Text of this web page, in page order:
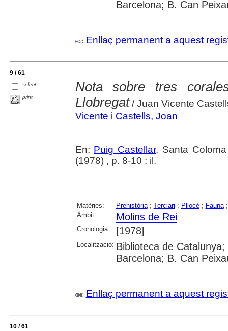
Barcelona; B. Can
Enllaç permanent a aquest
9 / 61
select
print
Nota sobre tres
Llobregat/ Juan Vicente
Vicente i Castells, Joan
En: Puig Castellar. Santa
(1978) , p. 8-10 : il.
Matèries: Prehistòria; Terciari ; Pliocè; Fauna
Àmbit:
Molins de Rei
Cronologia: [1978]
Localització: Biblioteca de
Barcelona; B. Can
Enllaç permanent a aquest
10 / 61